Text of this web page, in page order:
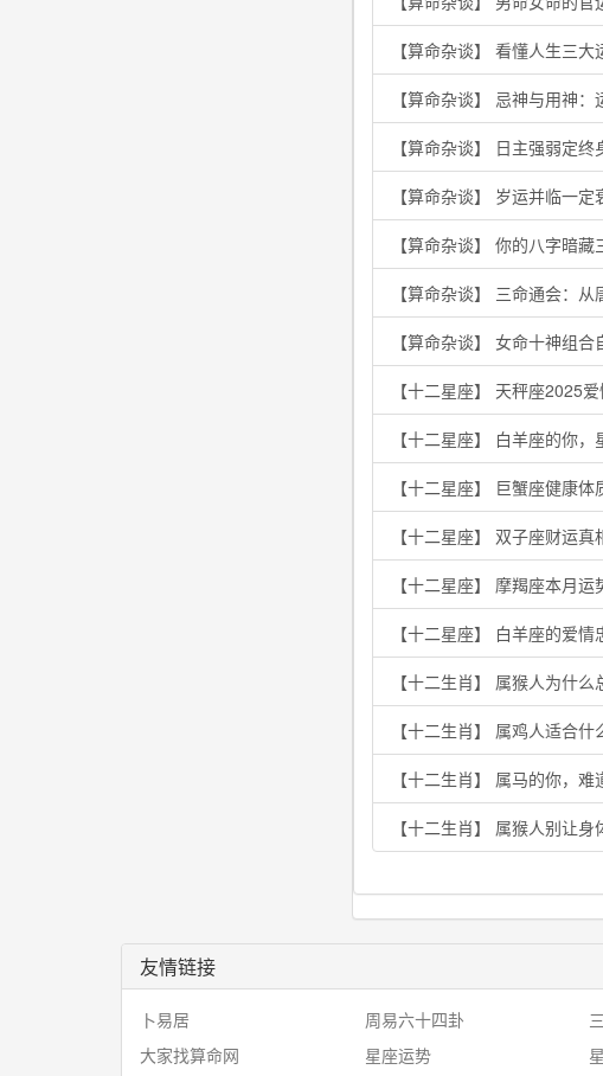
【算命杂谈】 看懂人生三
【算命杂谈】 忌神与用神
【算命杂谈】 日主强弱定
【算命杂谈】 岁运并临一
【算命杂谈】 你的八字暗
【算命杂谈】 三命通会：
【算命杂谈】 女命十神组
【十二星座】 天秤座2025
【十二星座】 白羊座的你
【十二星座】 巨蟹座健康
【十二星座】 双子座财运
【十二星座】 摩羯座本月
【十二星座】 白羊座的爱
【十二生肖】 属猴人为什
【十二生肖】 属鸡人适合
【十二生肖】 属马的你，
【十二生肖】 属猴人别让
友情链接
卜易居 周易六十四卦
大家找算命网
星座运势